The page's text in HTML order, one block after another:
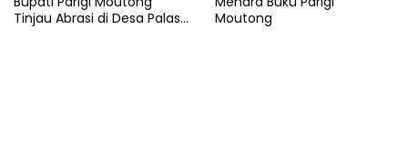
Tinjau Abrasi di Desa Palasa
Moutong